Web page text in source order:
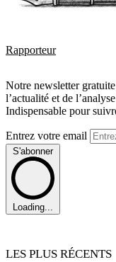
Rapporteur
Notre newsletter
l’actualité et de
Indispensable pour
Entrez votre email
S'abonner
Loading...
LES PLUS RÉCENTS